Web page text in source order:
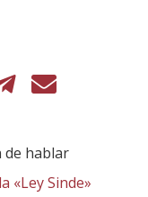
de hablar
«Ley Sinde»